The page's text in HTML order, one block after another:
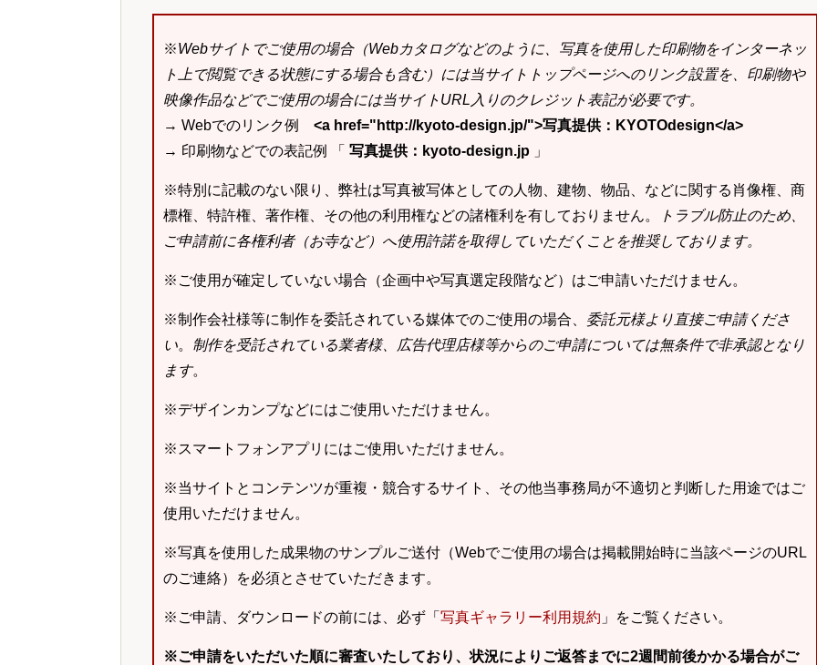
※Webサイトでご使用の場合（Webカタログなどのように、写真を使用した印刷物をインターネッ
ト上で閲覧できる状態にする場合も含む）には当サイトトップページへのリンク設置を、印刷物や
映像作品などでご使用の場合には当サイトURL入りのクレジット表記が必要です。
→ Webでのリンク例 <a href="http://kyoto-design.jp/">写真提供：KYOTOdesign</a>
→ 印刷物などでの表記例 「 写真提供：kyoto-design.jp 」
※特別に記載のない限り、弊社は写真被写体としての人物、建物、物品、などに関する肖像権、商
標権、特許権、著作権、その他の利用権などの諸権利を有しておりません。
トラブル防止のため、
ご申請前に各権利者（お寺など）へ使用許諾を取得していただくことを推奨しております。
※ご使用が確定していない場合（企画中や写真選定段階など）はご申請いただけません。
※制作会社様等に制作を委託されている媒体でのご使用の場合、 委託元様より直接ご申請くださ
い。 制作を受託されている業者様、広告代理店様等からのご申請については無条件で非承認となり
ます。
※デザインカンプなどにはご使用いただけません。
※スマートフォンアプリにはご使用いただけません。
※当サイトとコンテンツが重複・競合するサイト、その他当事務局が不適切と判断した用途ではご
使用いただけません。
※写真を使用した成果物のサンプルご送付（Webでご使用の場合は掲載開始時に当該ページのURL
のご連絡）を必須とさせていただきます。
※ご申請、ダウンロードの前には、必ず「 写真ギャラリー利用規約 」をご覧ください。
※ご申請をいただいた順に審査いたしており、状況によりご返答までに2週間前後かかる場合がご